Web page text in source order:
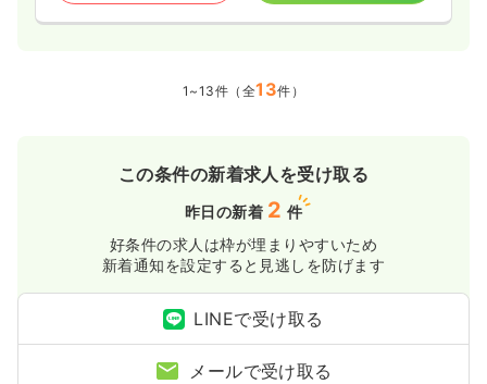
1~13件（全13件）
この条件の新着求人を受け取る
昨日の新着 2 件
好条件の求人は枠が埋まりやすいため
新着通知を設定すると見逃しを防げます
LINEで受け取る
メールで受け取る